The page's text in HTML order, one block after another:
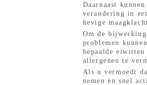
Daarnaast
verandering in
hevige
Om de
problemen
bepaalde
allergenen te
Als u vermoedt
nemen en snel